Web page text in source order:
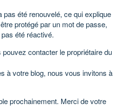
pas été renouvelé, ce qui explique
protégé par un mot de passe,
été réactivé.
contacter le propriétaire du
à votre blog, nous vous invitons à
prochainement. Merci de votre